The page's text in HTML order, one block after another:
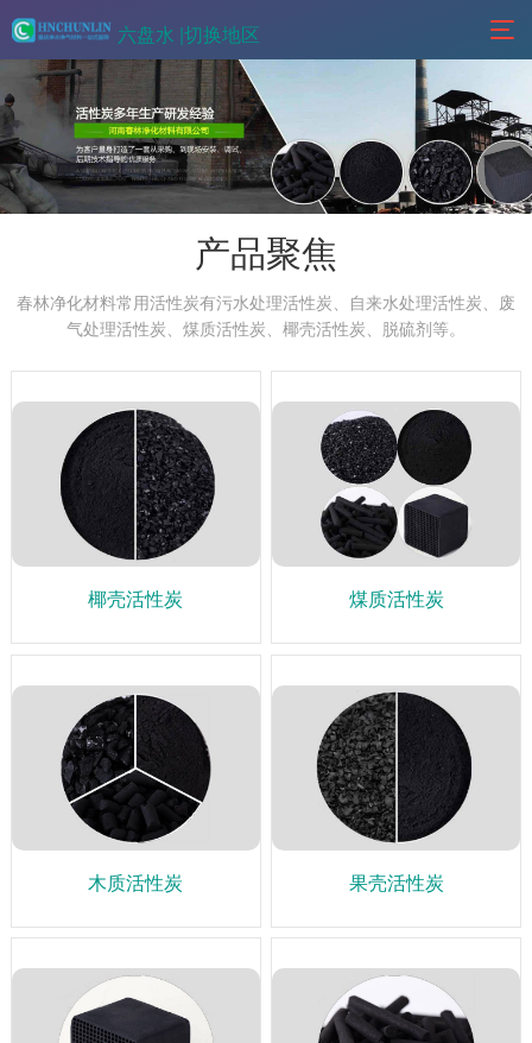
六盘水 |切换地区
产品聚焦
春林净化材料常用活性炭有污水处理活性炭、自来水处理活性炭、废
气处理活性炭、煤质活性炭、椰壳活性炭、脱硫剂等。
椰壳活性炭 煤质活性炭
木质活性炭 果壳活性炭